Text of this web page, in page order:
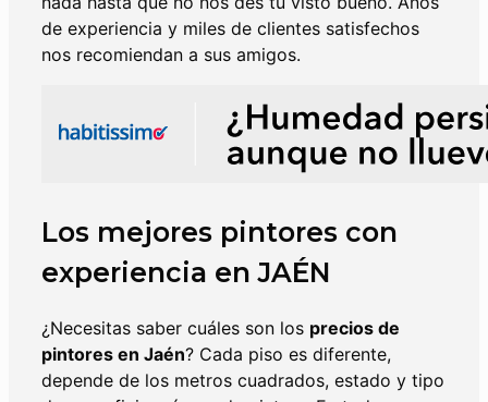
de experiencia y miles de clientes satisfechos
nos recomiendan a sus amigos.
Los mejores pintores con
experiencia enJAÉN
¿Necesitas saber cuáles son los precios de
pintores en Jaén? Cada piso es diferente,
depende de los metros cuadrados, estado y tipo